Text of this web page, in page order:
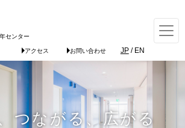
つながる、広がる
センター
アクセス お問い合わせ JP/ EN